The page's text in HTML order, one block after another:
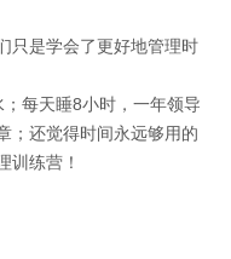
只是学会了更好地管理时
每天睡8小时，一年领导
；还觉得时间永远够用的
训练营！